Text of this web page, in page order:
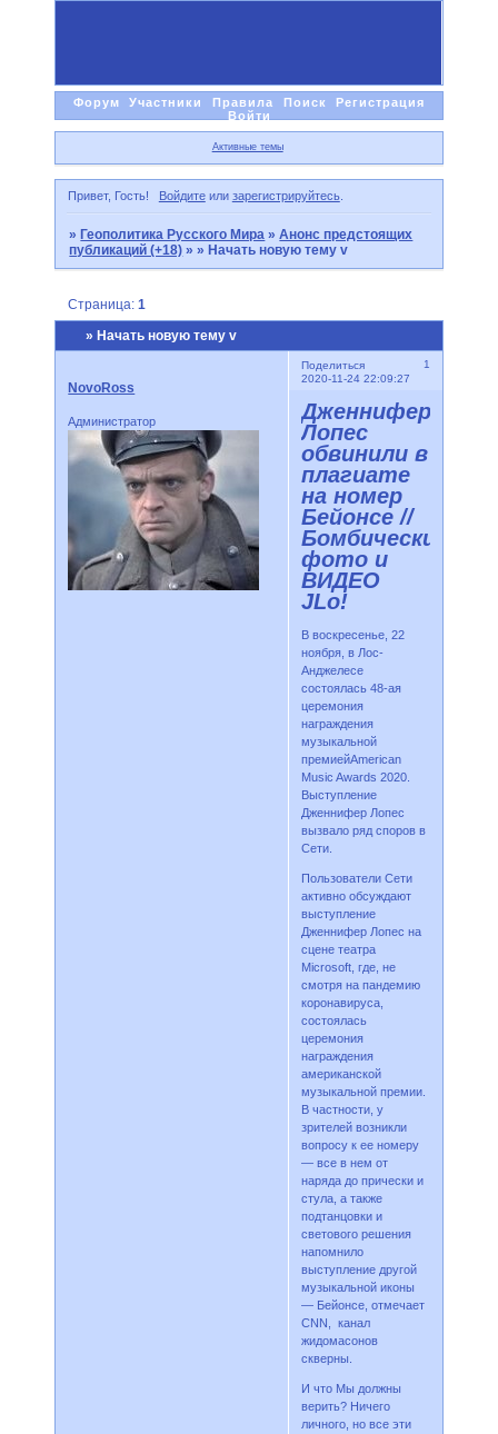
Форум Участники Правила Поиск
Регистрация
Войти
Активные темы
Привет, Гость! Войдитеили зарегистрируйтесь.
»Геополитика Русского Мира »Анонс предстоящих
публикаций (+18) »» Начать новую тему v
» Начать новую тему v
Страница:1
Поделиться
1
2020-11-24 22:09:27
NovoRoss
Администратор
Дженнифер
Лопес
обвинили в
плагиате
на номер
Бейонсе //
Бомбические
фото и
ВИДЕО
JLo!
В воскресенье, 22
ноября, в Лос-
Анджелесе
состоялась 48-ая
церемония
награждения
музыкальной
премиейAmerican
Music Awards 2020.
Выступление
Дженнифер Лопес
вызвало ряд споров в
Сети.
Пользователи Сети
активно обсуждают
выступление
Дженнифер Лопес на
сцене театра
Microsoft, где, не
смотря на пандемию
коронавируса,
состоялась
церемония
награждения
американской
музыкальной премии.
В частности, у
зрителей возникли
вопросу к ее номеру
— все в нем от
наряда до прически и
стула, а также
подтанцовки и
светового решения
напомнило
выступление другой
музыкальной иконы
— Бейонсе, отмечает
CNN, канал
жидомасонов
скверны.
И что Мы должны
верить? Ничего
личного, но все эти